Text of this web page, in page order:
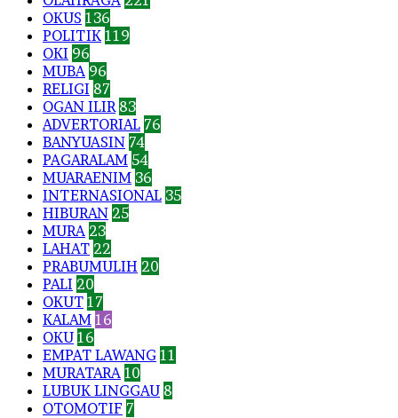
OKUS 136
POLITIK 119
OKI 96
MUBA 96
RELIGI 87
OGAN ILIR 83
ADVERTORIAL 76
BANYUASIN 74
PAGARALAM 54
MUARAENIM 36
INTERNASIONAL 35
HIBURAN 25
MURA 23
LAHAT 22
PRABUMULIH 20
PALI 20
OKUT 17
KALAM 16
OKU 16
EMPAT LAWANG 11
MURATARA 10
LUBUK LINGGAU 8
OTOMOTIF 7